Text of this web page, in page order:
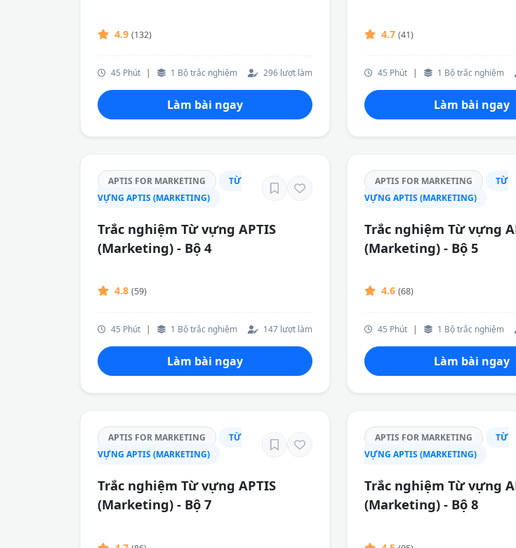
4.9 (132)
45 Phút | 1 Bộ trắc nghiệm 296 lượt làm
Làm bài ngay
4.7 (41)
45 Phút | 1 Bộ trắc nghiệm
Làm bài ngay
APTIS FOR MARKETING
TỪ
VỰNG APTIS (MARKETING)
Trắc nghiệm Từ vựng APTIS
(Marketing) - Bộ 4
4.8 (59)
45 Phút | 1 Bộ trắc nghiệm 147 lượt làm
Làm bài ngay
APTIS FOR MARKETING
TỪ
VỰNG APTIS (MARKETING)
Trắc nghiệm Từ vựng
(Marketing) - Bộ 5
4.6 (68)
45 Phút | 1 Bộ trắc nghiệm
Làm bài ngay
APTIS FOR MARKETING
TỪ
VỰNG APTIS (MARKETING)
Trắc nghiệm Từ vựng APTIS
(Marketing) - Bộ 7
APTIS FOR MARKETING
TỪ
VỰNG APTIS (MARKETING)
Trắc nghiệm Từ vựng
(Marketing) - Bộ 8